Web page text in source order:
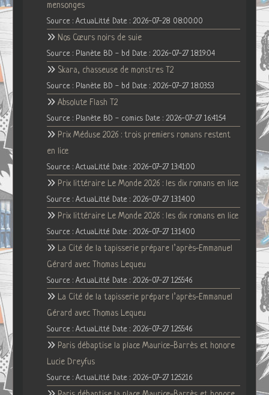
mensonges
Source : ActuaLitté Date : 2026-07-28 08:00:00
Nos Cœurs noirs de suie
Source : Planète BD - bd Date : 2026-07-27 18:19:04
Skara, chasseuse de monstres T2
Source : Planète BD - bd Date : 2026-07-27 18:03:53
Absolute Flash T2
Source : Planète BD - comics Date : 2026-07-27 16:41:54
Prix Méduse 2026 : trois premiers romans restent
en lice
Source : ActuaLitté Date : 2026-07-27 13:41:00
Prix littéraire Le Monde 2026 : les dix romans en lice
Source : ActuaLitté Date : 2026-07-27 13:14:00
Prix littéraire Le Monde 2026 : les dix romans en lice
Source : ActuaLitté Date : 2026-07-27 13:14:00
La Cité de la tapisserie prépare l’après-Emmanuel
Gérard avec Thomas Lequeu
Source : ActuaLitté Date : 2026-07-27 12:55:46
La Cité de la tapisserie prépare l’après-Emmanuel
Gérard avec Thomas Lequeu
Source : ActuaLitté Date : 2026-07-27 12:55:46
Paris débaptise la place Maurice-Barrès et honore
Lucie Dreyfus
Source : ActuaLitté Date : 2026-07-27 12:52:16